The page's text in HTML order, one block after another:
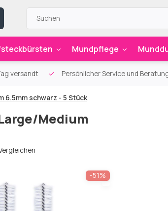
Mundpflege
versandt Persönlicher Service und
6.5mm schwarz - 5 Stück
Medium
-51%